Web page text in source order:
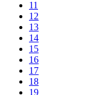
11
12
13
14
15
16
17
18
19